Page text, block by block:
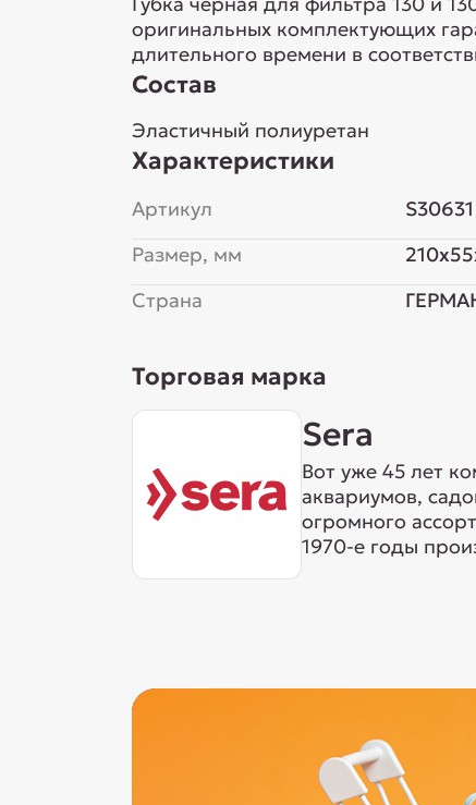
оригинальных комплектующих
длительного времени в
Состав
Эластичный полиуретан
Характеристики
Артикул
S30631
Размер, мм
Страна
Торговая марка
Sera
Вот уже 45 лет
аквариумов,
огромного
1970-е годы